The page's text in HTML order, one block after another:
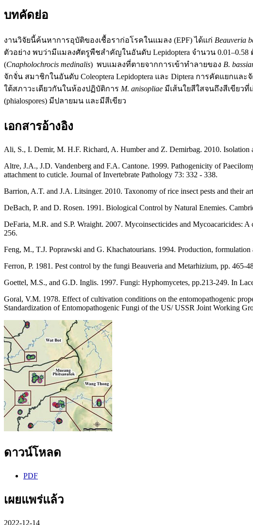
บทคัดย่อ
งานวิจัยนี้ค้นหาการอุบัติของเชื้อราก่อโรคในแมลง (EPF) ได้แก่ Beauveria
ตัวอย่าง พบว่ามีแมลงศัตรูพืชสำคัญในอันดับ Lepidoptera จำนวน
(Cnapholochrocis medinalis) พบแมลงที่ตายจากการเข้าทำลายของ B.
จักจั่น สมาชิกในอันดับ Coleoptera Lepidoptera และ Diptera การคัดแยกและ
ใต้สภาวะเดียวกันในห้องปฏิบัติการ M. anisopliae มีเส้นใยสีใสจนถึงสีเขียว
(phialospores) มีปลายมน และมีสีเขียว
เอกสารอ้างอิง
Ali, S., I. Demir, M. H.F. Richard, A. Humber and Z. Demirbag. 2010.
Altre, J.A., J.D. Vandenberg and F.A. Cantone. 1999. Pathogenicity of
attachment to cuticle. Journal of Invertebrate Pathology 73: 332 - 338.
Barrion, A.T. and J.A. Litsinger. 2010. Taxonomy of rice insect pests and their
DeBach, P. and D. Rosen. 1991. Biological Control by Natural Enemies.
DeFaria, M.R. and S.P. Wraight. 2007. Mycoinsecticides and Mycoacaricides:
256.
Feng, M., T.J. Poprawski and G. Khachatourians. 1994. Production,
Ferron, P. 1981. Pest control by the fungi Beauveria and Metarhizium, pp.
Goettel, M.S., and G.D. Inglis. 1997. Fungi: Hyphomycetes, pp.213-249. In
Goral, V.M. 1978. Effect of cultivation conditions on the entomopathogenic
Standardization of Entomopathogenic Fungi of the US/ USSR Joint Working
ดาวน์โหลด
PDF
เผยแพร่แล้ว
2022-12-14